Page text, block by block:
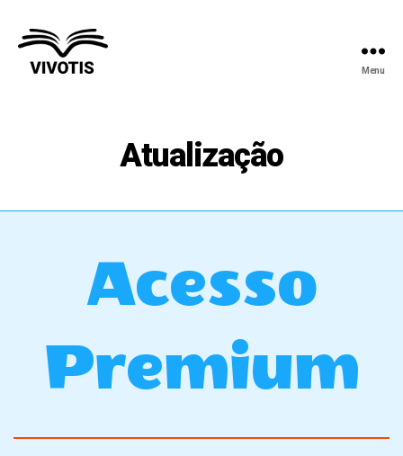
Menu
Atualização
Acesso
Premium